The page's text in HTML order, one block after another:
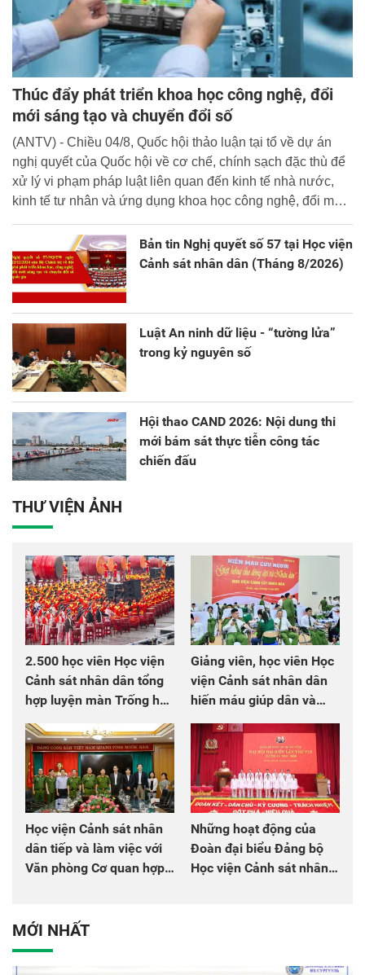
Thúc đẩy phát triển khoa học công nghệ, đổi
mới sáng tạo và chuyển đổi số
(ANTV) - Chiều 04/8, Quốc hội thảo luận tại tổ về dự án
nghị quyết của Quốc hội về cơ chế, chính sạch đặc thù để
xử lý vi phạm pháp luật liên quan đến kinh tế nhà nước,
kinh tế tư nhân và ứng dụng khoa học công nghệ, đổi mới
Bản tin Nghị quyết số 57 tại Học viện
Cảnh sát nhân dân (Tháng 8/2026)
Luật An ninh dữ liệu - “tường lửa”
trong kỷ nguyên số
Hội thao CAND 2026: Nội dung thi
mới bám sát thực tiễn công tác
chiến đấu
THƯ VIỆN ẢNH
2.500 học viên Học viện
Cảnh sát nhân dân tổng
hợp luyện màn Trống hội
Giảng viên, học viên Học
viện Cảnh sát nhân dân
hiến máu giúp dân và
Học viện Cảnh sát nhân
dân tiếp và làm việc với
Văn phòng Cơ quan hợp
Những hoạt động của
Đoàn đại biểu Đảng bộ
Học viện Cảnh sát nhân
MỚI NHẤT